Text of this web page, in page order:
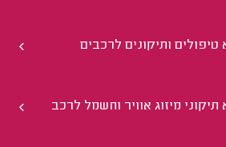
טיפולים ותיקונים לרכבים
מיזוג אוויר וחשמל לרכב